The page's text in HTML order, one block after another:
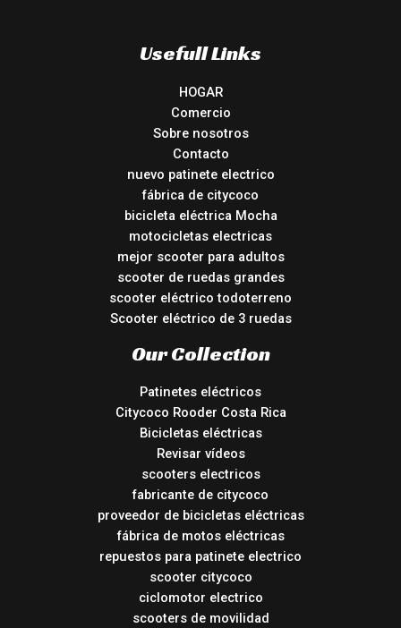
Usefull Links
HOGAR
Comercio
Sobre nosotros
Contacto
nuevo patinete electrico
fábrica de citycoco
bicicleta eléctrica Mocha
motocicletas electricas
mejor scooter para adultos
scooter de ruedas grandes
scooter eléctrico todoterreno
Scooter eléctrico de 3 ruedas
Our Collection
Patinetes eléctricos
Citycoco Rooder Costa Rica
Bicicletas eléctricas
Revisar vídeos
scooters electricos
fabricante de citycoco
proveedor de bicicletas eléctricas
fábrica de motos eléctricas
repuestos para patinete electrico
scooter citycoco
ciclomotor electrico
scooters de movilidad